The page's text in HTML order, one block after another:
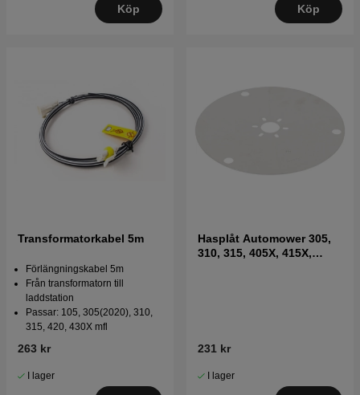
Köp Köp
Transformatorkabel 5m
Förlängningskabel 5m
Från transformatorn till
laddstation
Passar: 105, 305(2020), 310,
315, 420, 430X mfl
263 kr
I lager
Hasplåt Automower 305,
310, 315, 405X, 415X,
231 kr
I lager